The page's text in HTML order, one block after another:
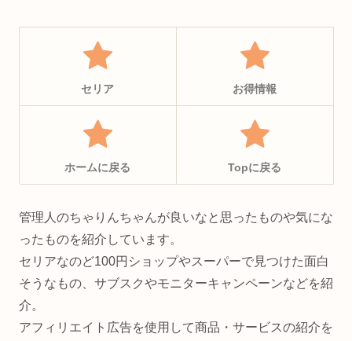
セリア お得情報
ホームに戻る Topに戻る
管理人のちゃりんちゃんが良いなと思ったものや気にな
ったものを紹介しています。
セリアなのど100円ショップやスーパーで見つけた面白
そうなもの、サブスクやモニターキャンペーンなどを紹
介。
アフィリエイト広告を使用して商品・サービスの紹介を